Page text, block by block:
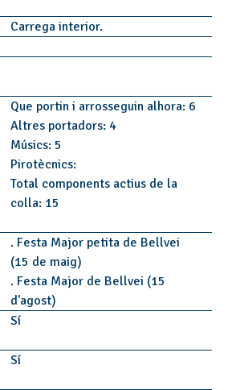
Carrega interior.
Que portin i arrosseguin alhora: 6
Altres portadors: 4
Músics: 5
Pirotècnics:
Total components actius de la
colla: 15
. Festa Major petita de Bellvei
(15 de maig)
. Festa Major de Bellvei (15
d'agost)
Sí
Sí